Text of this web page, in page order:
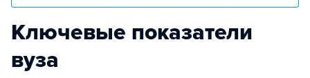
Ключевые показатели
вуза